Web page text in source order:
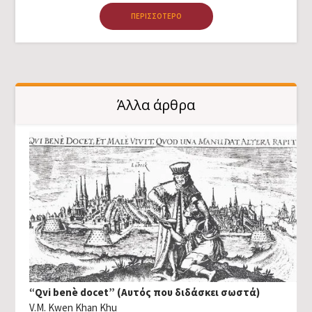
ΠΕΡΙΣΣΌΤΕΡΟ
Άλλα άρθρα
“Qvi benè docet” (Αυτός που διδάσκει σωστά)
V.M. Kwen Khan Khu